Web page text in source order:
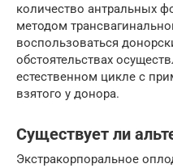
количество антральных
методом
воспользоваться
обстоятельствах
естественном цикле с
взятого у донора.
Существует ли
Экстракорпоральное